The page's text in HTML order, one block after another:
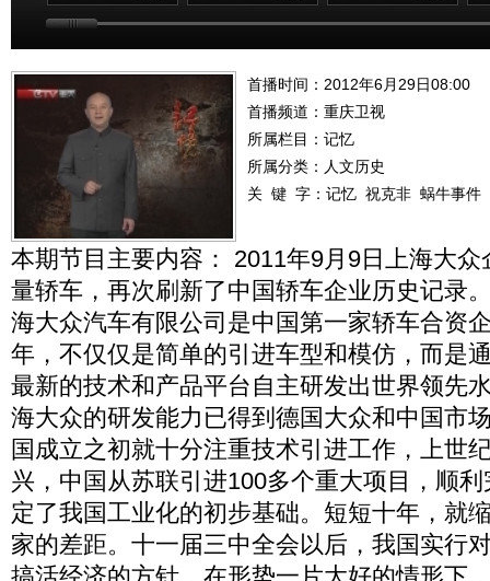
首播时间：2012年6月29日08:00
首播频道： 重庆卫视
所属栏目： 记忆
所属分类：人文历史
关 键 字： 记忆 祝克非 蜗牛事件
本期节目主要内容： 2011年9月9日上海大
量轿车，再次刷新了中国轿车企业历史记录
海大众汽车有限公司是中国第一家轿车合资
年，不仅仅是简单的引进车型和模仿，而是
最新的技术和产品平台自主研发出世界领先
海大众的研发能力已得到德国大众和中国市
国成立之初就十分注重技术引进工作，上世
兴，中国从苏联引进100多个重大项目，顺利
定了我国工业化的初步基础。短短十年，就
家的差距。十一届三中全会以后，我国实行